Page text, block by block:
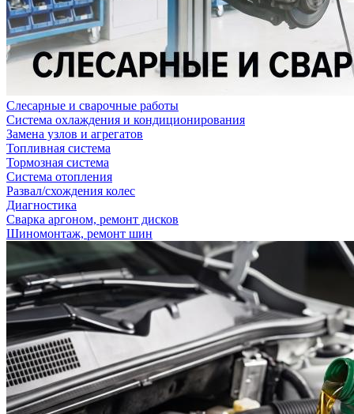
Слесарные и сварочные работы
Система охлаждения и кондиционирования
Замена узлов и агрегатов
Топливная система
Тормозная система
Система отопления
Развал/схождения колес
Диагностика
Сварка аргоном, ремонт дисков
Шиномонтаж, ремонт шин